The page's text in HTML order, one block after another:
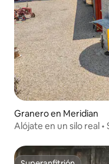
Granero en Meridian
Alójate en un silo real